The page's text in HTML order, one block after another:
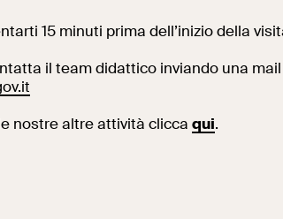
15 minuti prima dell’inizio della
il team didattico inviando una mail
nostre altre attività clicca qui.